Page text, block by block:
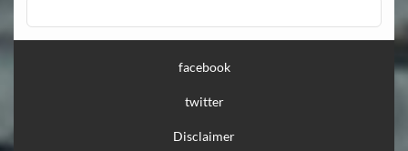
facebook
twitter
Disclaimer